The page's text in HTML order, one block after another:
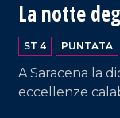
La notte
ST 4 PUNTATA
A Saracena la
eccellenze
VAI AL TITOLO